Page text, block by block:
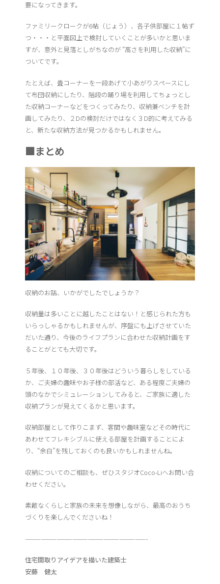
要になってきます。
ファミリークロークが6帖（じょう）、各子供部屋に１帖ず
つ・・・と平面図上で検討していくことが多いかと思いま
すが、意外と見落としがちなのが “高さを利用した収納”に
ついてです。
たとえば、畳コーナーを一段あげて小あがりスペースにし
て布団収納にしたり、階段の踊り場を利用してちょっとし
た収納コーナーなどをつくってみたり、収納兼ベンチを計
画してみたり、２Dの検討だけではなく３D的に考えてみる
と、新たな収納方法が見つかるかもしれません。
■まとめ
収納のお話、いかがでしたでしょうか？
収納量は多いことに越したことはない！と感じられた方も
いらっしゃるかもしれませんが、序盤にも上げさせていた
だいた通り、今後のライフプランに合わせた収納計画をす
ることがとても大切です。
５年後、１０年後、３０年後はどういう暮らしをしている
か、ご夫婦の趣味やお子様の部活など、ある程度ご夫婦の
頭のなかでシミュレーションしてみると、ご家族に適した
収納プランが見えてくるかと思います。
収納部屋として作りこまず、客間や趣味室などその時代に
あわせてフレキシブルに使える部屋を計画することによ
り、“余白”を残しておくのも良いかもしれませんね。
収納についてのご相談も、ぜひスタジオCoco-Liへお問い合
わせください。
素敵なくらしと家族の未来を想像しながら、最高のおうち
づくりを楽しんでくださいね！
———————————————————————-
住宅間取りアイデアを描いた建築士
安藤 健太